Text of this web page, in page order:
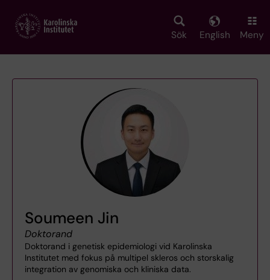
main
Sök English Meny
Soumeen Jin
Doktorand
Doktorand i genetisk epidemiologi vid Karolinska
Institutet med fokus på multipel skleros och storskalig
integration av genomiska och kliniska data.